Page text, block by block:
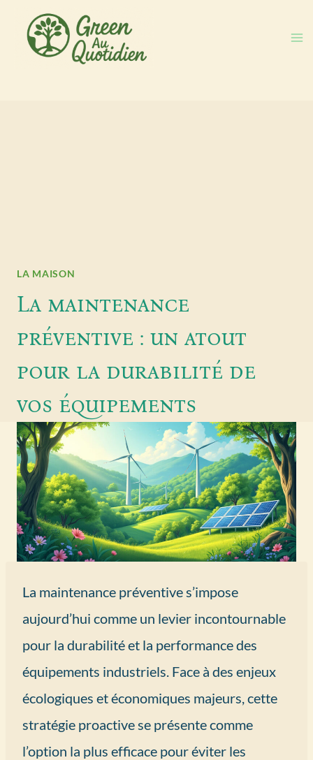
LA MAISON
La maintenance
préventive : un atout
pour la durabilité de
vos équipements
La maintenance préventive s’impose
aujourd’hui comme un levier incontournable
pour la durabilité et la performance des
équipements industriels. Face à des enjeux
écologiques et économiques majeurs, cette
stratégie proactive se présente comme
l’option la plus efficace pour éviter les